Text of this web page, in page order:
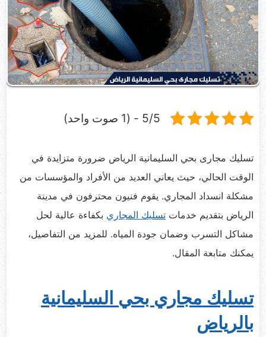
5/5 - (1 صوت واحد)
تسليك مجارى بحي السليمانية الرياض ضرورة متزايدة في
الوقت الحالي، حيث يعاني العديد من الأفراد والمؤسسات من
مشكلة انسداد المجاري. يقوم فنيون محترفون في مدينة
الرياض بتقديم خدمات تسليك المجاري بكفاءة عالية لحل
مشاكل التسرب وضمان جودة المياه. للمزيد من التفاصيل،
يمكنك متابعة المقال.
تسليك مجاري بحي السليمانية
بالرياض